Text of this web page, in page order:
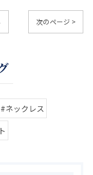
次のページ >
#ネックレス